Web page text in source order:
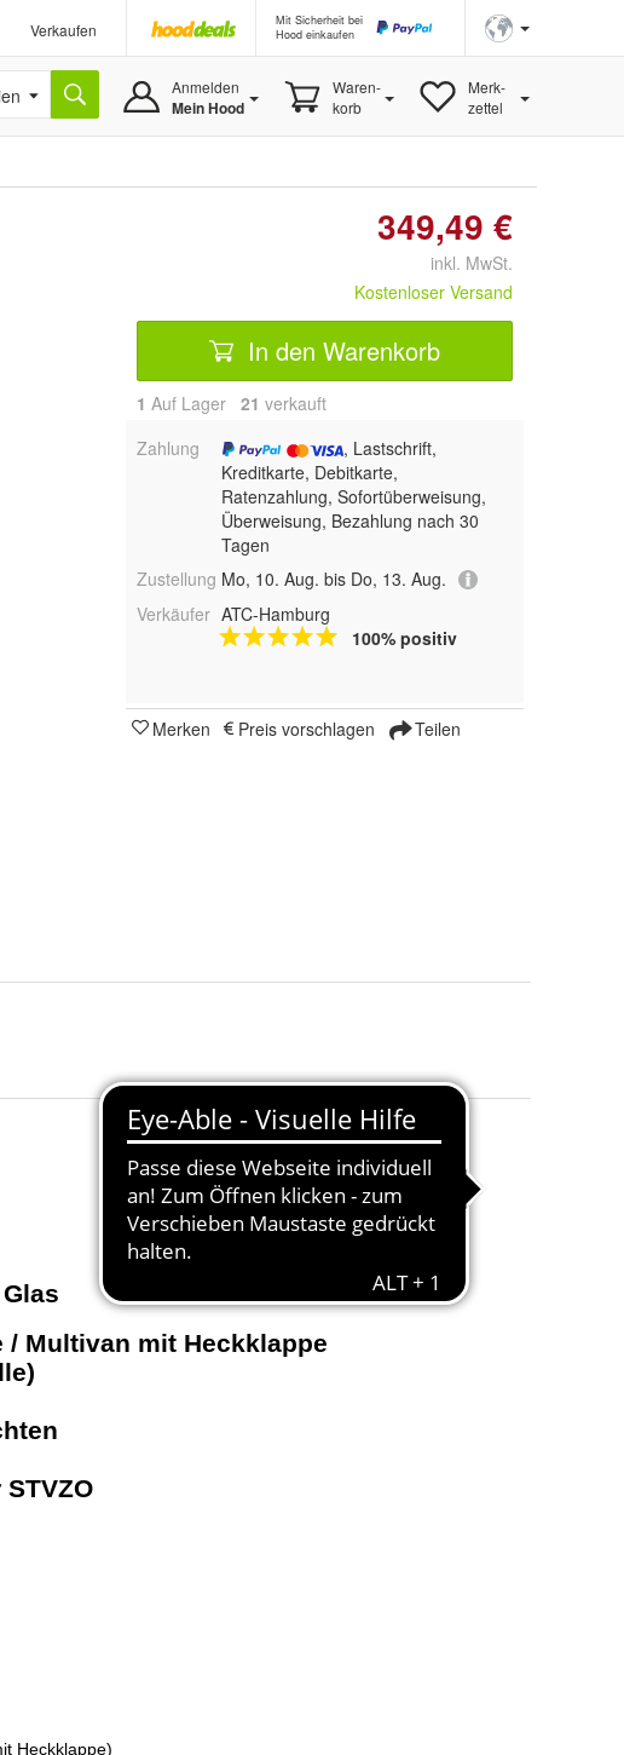
Verkaufen
Mit Sicherheit bei
Hood einkaufen
Anmelden
Mein Hood
Waren-
korb
Merk-
zettel
349,49 €
inkl. MwSt.
Kostenloser Versand
In den Warenkorb
1 Auf Lager 21 verkauft
Zahlung
, Lastschrift,
Kreditkarte, Debitkarte,
Ratenzahlung, Sofortüberweisung,
Überweisung, Bezahlung nach 30
Tagen
Zustellung Mo, 10. Aug. bis Do, 13. Aug.
Verkäufer ATC-Hamburg
100% positiv
Merken Preis vorschlagen Teilen